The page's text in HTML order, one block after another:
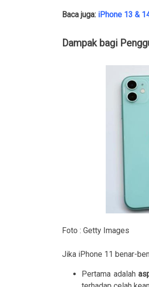
Baca juga: iPhone 13 &
Dampak bagi
Foto : Getty Images
Jika iPhone 11 benar-
Pertama adalah